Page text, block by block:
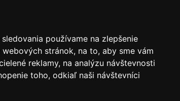
používame na zlepšenie
stránok, na to, aby sme vám
reklamy, na analýzu návštevnosti
toho, odkiaľ naši návštevníci